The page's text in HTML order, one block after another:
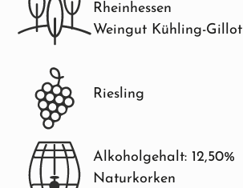
Rheinhessen
Weingut Kühling-Gillot
Riesling
Alkoholgehalt: 12,50%
Naturkorken